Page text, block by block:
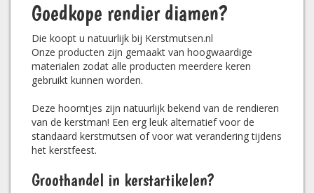
Goedkope rendier diamen?
Die koopt u natuurlijk bij Kerstmutsen.nl
Onze producten zijn gemaakt van hoogwaardige
materialen zodat alle producten meerdere keren
gebruikt kunnen worden.
Deze hoorntjes zijn natuurlijk bekend van de rendieren
van de kerstman! Een erg leuk alternatief voor de
standaard kerstmutsen of voor wat verandering tijdens
het kerstfeest.
Groothandel in kerstartikelen?